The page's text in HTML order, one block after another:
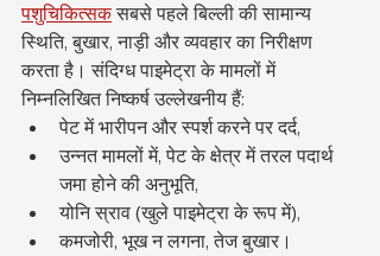
पशुचिकित्सक सबसे पहले बिल्ली की सामान्य
स्थिति, बुखार, नाड़ी और व्यवहार का निरीक्षण
करता है। संदिग्ध पाइमेट्रा के मामलों में
निम्नलिखित निष्कर्ष उल्लेखनीय हैं:
पेट में भारीपन और स्पर्श करने पर दर्द,
उन्नत मामलों में, पेट के क्षेत्र में तरल पदार्थ
जमा होने की अनुभूति,
योनि स्राव (खुले पाइमेट्रा के रूप में),
कमजोरी, भूख न लगना, तेज बुखार।